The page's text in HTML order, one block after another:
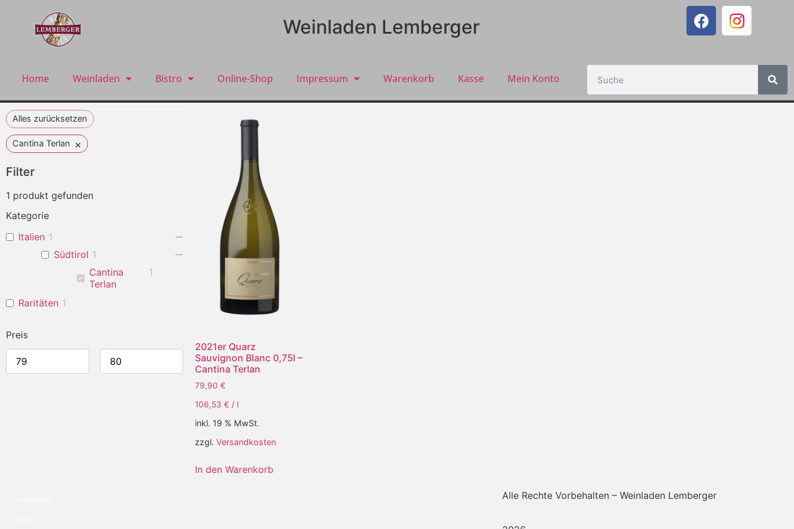
Weinladen Lemberger
Home Weinladen Bistro Online-Shop Impressum Warenkorb Kasse Mein Konto
Alles zurücksetzen
Cantina Terlan ×
Filter
1 produkt gefunden
Kategorie
Italien 1
Südtirol 1
Cantina
Terlan
1
Raritäten 1
Preis
2021er Quarz
Sauvignon Blanc 0,75l –
Cantina Terlan
79,90€
106,53€ / l
inkl. 19 % MwSt.
zzgl.Versandkosten
In den Warenkorb
Alle Rechte Vorbehalten – Weinladen Lemberger